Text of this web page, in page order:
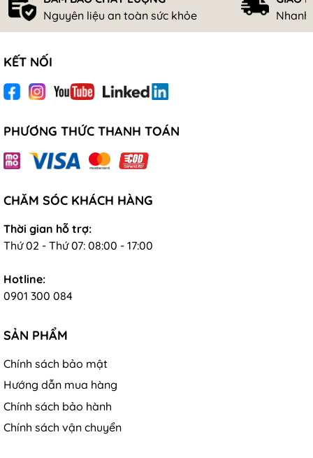
Nguyên liệu an toàn sức khỏe
KẾT NỐI
PHƯƠNG THỨC THANH TOÁN
CHĂM SÓC KHÁCH HÀNG
Thời gian hỗ trợ:
Thứ 02 - Thứ 07: 08:00 - 17:00
Hotline:
0901 300 084
SẢN PHẨM
Chính sách bảo mật
Hướng dẫn mua hàng
Chính sách bảo hành
Chính sách vận chuyển